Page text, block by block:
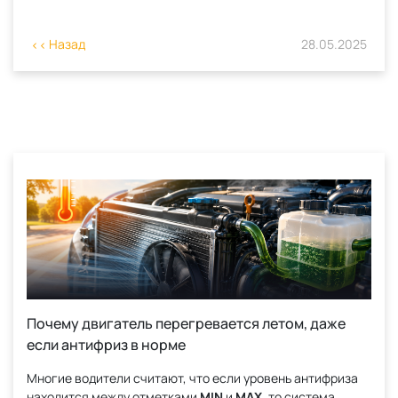
Назад 28.05.2025
Почему двигатель перегревается летом, даже
если антифриз в норме
Многие водители считают, что если уровень антифриза